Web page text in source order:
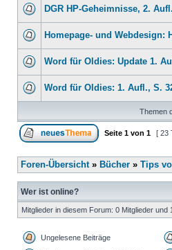
DGR HP-Geheimnisse, 2.
Homepage- und Webdesign:
Word für Oldies: Update 1.
Word für Oldies: 1. Aufl., S.
Themen
Seite 1 von 1 [ 23
Foren-Übersicht» Bücher » Tips
Wer ist online?
Mitglieder in diesem Forum: 0 Mitglieder und
Ungelesene Beiträge